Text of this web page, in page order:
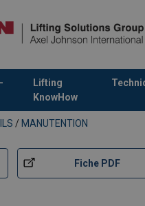
Lifting
KnowHow
/ MANUTENTION
Fiche PDF